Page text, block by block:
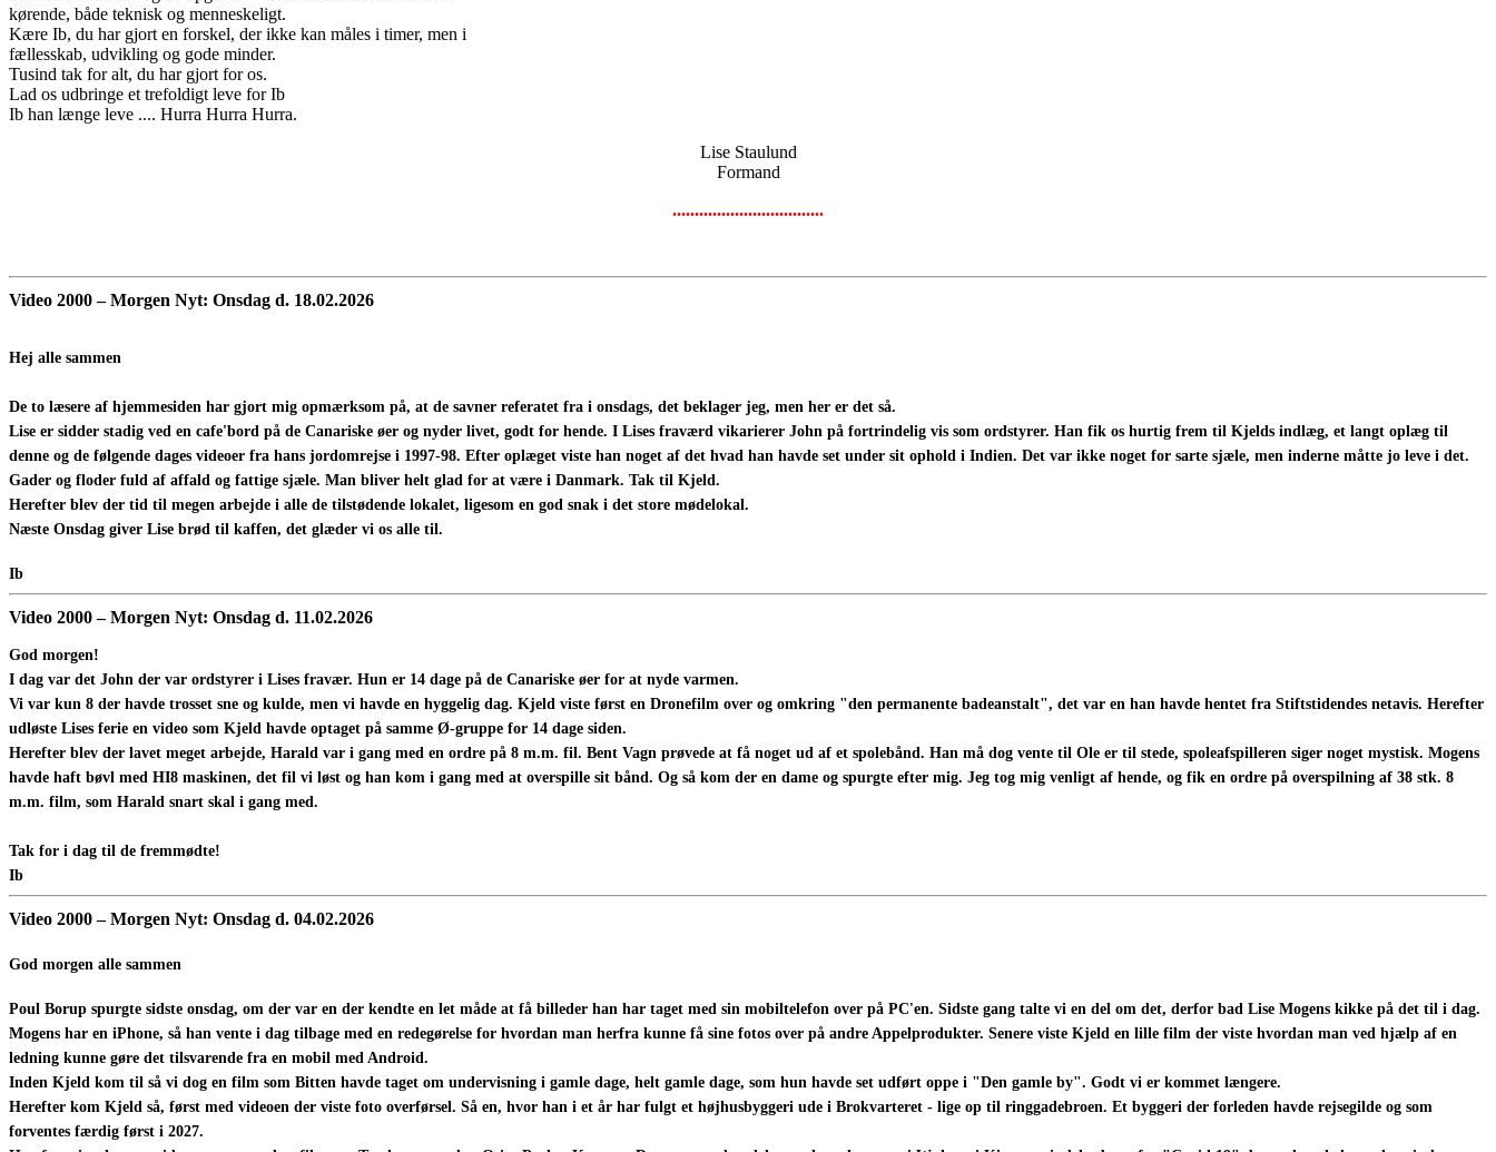
kørende, både teknisk og menneskeligt.
Kære Ib, du har gjort en forskel, der ikke kan måles i timer, men i
fællesskab, udvikling og gode minder.
Tusind tak for alt, du har gjort for os.
Lad os udbringe et trefoldigt leve for Ib
Ib han længe leve .... Hurra Hurra Hurra.
Lise Staulund
Formand
..................................
Video 2000 – Morgen Nyt: Onsdag d. 18.02.2026
Hej alle sammen
De to læsere af hjemmesiden har gjort mig opmærksom på, at de savner referatet fra i onsdags, det beklager jeg, men her er det så.
Lise er sidder stadig ved en cafe'bord på de Canariske øer og nyder livet, godt for hende. I Lises fraværd vikarierer John på fortrindelig vis som ordstyrer. Han fik os hurtig frem til Kjelds indlæg, et langt oplæg til
denne og de følgende dages videoer fra hans jordomrejse i 1997-98. Efter oplæget viste han noget af det hvad han havde set under sit ophold i Indien. Det var ikke noget for sarte sjæle, men inderne måtte jo leve i det.
Gader og floder fuld af affald og fattige sjæle. Man bliver helt glad for at være i Danmark. Tak til Kjeld.
Herefter blev der tid til megen arbejde i alle de tilstødende lokalet, ligesom en god snak i det store mødelokal.
Næste Onsdag giver Lise brød til kaffen, det glæder vi os alle til.
Ib
Video 2000 – Morgen Nyt: Onsdag d. 11.02.2026
God morgen!
I dag var det John der var ordstyrer i Lises fravær. Hun er 14 dage på de Canariske øer for at nyde varmen.
Vi var kun 8 der havde trosset sne og kulde, men vi havde en hyggelig dag. Kjeld viste først en Dronefilm over og omkring "den permanente badeanstalt", det var en han havde hentet fra Stiftstidendes netavis. Herefter
udløste Lises ferie en video som Kjeld havde optaget på samme Ø-gruppe for 14 dage siden.
Herefter blev der lavet meget arbejde, Harald var i gang med en ordre på 8 m.m. fil. Bent Vagn prøvede at få noget ud af et spolebånd. Han må dog vente til Ole er til stede, spoleafspilleren siger noget mystisk. Mogens
havde haft bøvl med HI8 maskinen, det fil vi løst og han kom i gang med at overspille sit bånd. Og så kom der en dame og spurgte efter mig. Jeg tog mig venligt af hende, og fik en ordre på overspilning af 38 stk. 8
m.m. film, som Harald snart skal i gang med.
Tak for i dag til de fremmødte!
Ib
Video 2000 – Morgen Nyt: Onsdag d. 04.02.2026
God morgen alle sammen
Poul Borup spurgte sidste onsdag, om der var en der kendte en let måde at få billeder han har taget med sin mobiltelefon over på PC'en. Sidste gang talte vi en del om det, derfor bad Lise Mogens kikke på det til i dag.
Mogens har en iPhone, så han vente i dag tilbage med en redegørelse for hvordan man herfra kunne få sine fotos over på andre Appelprodukter. Senere viste Kjeld en lille film der viste hvordan man ved hjælp af en
ledning kunne gøre det tilsvarende fra en mobil med Android.
Inden Kjeld kom til så vi dog en film som Bitten havde taget om undervisning i gamle dage, helt gamle dage, som hun havde set udført oppe i "Den gamle by". Godt vi er kommet længere.
Herefter kom Kjeld så, først med videoen der viste foto overførsel. Så en, hvor han i et år har fulgt et højhusbyggeri ude i Brokvarteret - lige op til ringgadebroen. Et byggeri der forleden havde rejsegilde og som
forventes færdig først i 2027.